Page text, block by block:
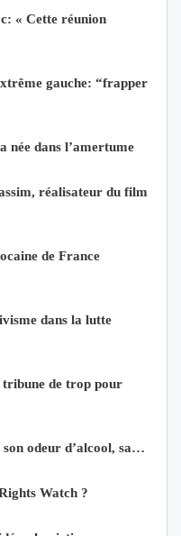
« Cette réunion
gauche: “frapper
née dans l’amertume
réalisateur du film
de France
dans la lutte
de trop pour
odeur d’alcool, sa…
Watch ?